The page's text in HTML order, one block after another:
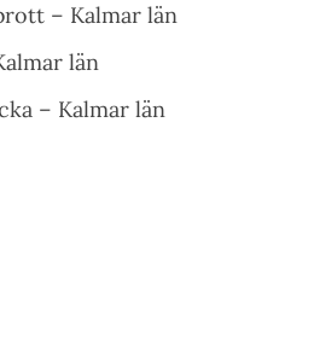
– Kalmar län
län
– Kalmar län